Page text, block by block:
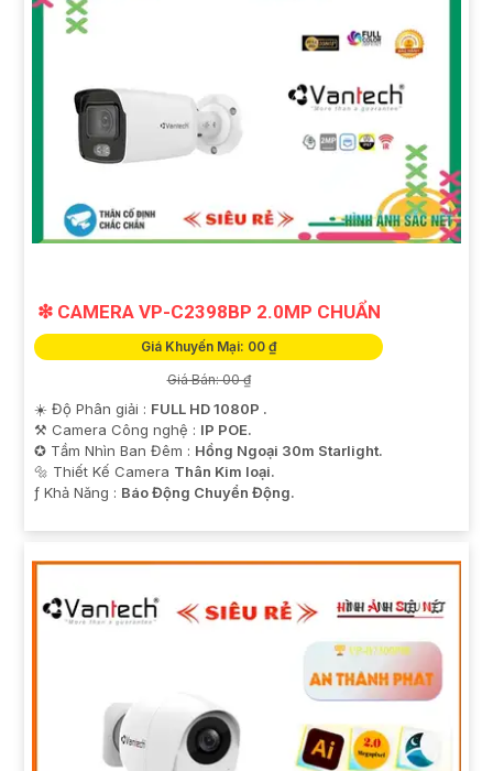
❇ CAMERA VP-C2398BP 2.0MP CHUẨN
Giá Khuyến Mại: 00 ₫
Giá Bán: 00 ₫
☀️ Độ Phân giải : FULL HD 1080P .
⚒ Camera Công nghệ : IP POE.
✪ Tầm Nhìn Ban Đêm : Hồng Ngoại 30m Starlight.
🔩 Thiết Kế Camera Thân Kim loại.
️ƒ Khả Năng : Báo Động Chuyển Động.